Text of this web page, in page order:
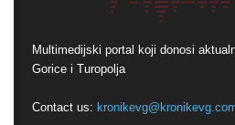
Multimedijski portal koji donosi
Gorice i Turopolja
Contact us: